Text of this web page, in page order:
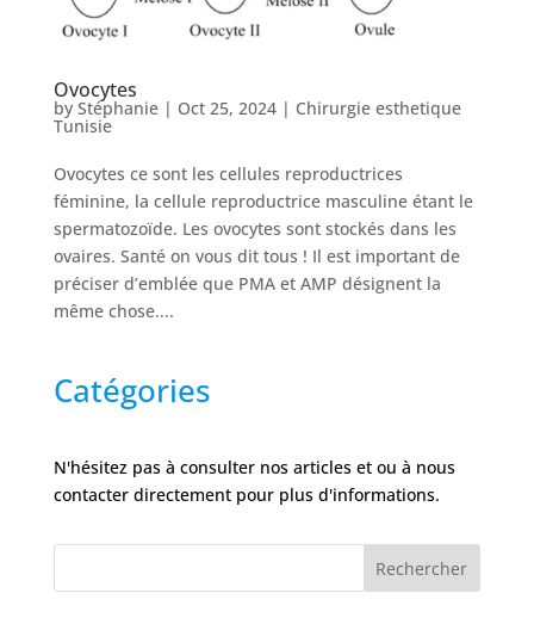
Nos
chirurgiens
FAQ
cliniques
Avant
Devis
Ovocytes
by Stéphanie| Oct 25, 2024| Chirurgie esthetique
Tunisie
Ovocytes ce sont les cellules reproductrices
féminine, la cellule reproductrice masculine étant le
spermatozoïde. Les ovocytes sont stockés dans les
ovaires. Santé on vous dit tous ! Il est important de
préciser d’emblée que PMA et AMP désignent la
même chose....
Catégories
N'hésitez pas à consulter nos articles et ou à nous
contacter directement pour plus d'informations.
Rechercher